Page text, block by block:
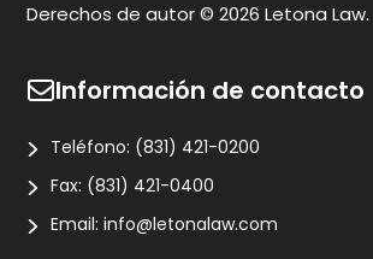
Derechos de autor © 2026 Letona Law.
Información de contacto
Teléfono: (831) 421-0200
Fax: (831) 421-0400
Email:info@letonalaw.com